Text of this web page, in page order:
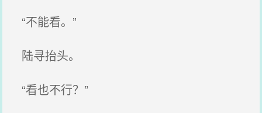
“不能看。”
陆寻抬头。
“看也不行？”